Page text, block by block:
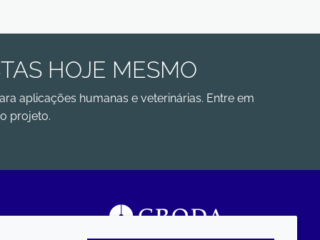
HOJE MESMO
aplicações humanas e veterinárias. Entre em
projeto.